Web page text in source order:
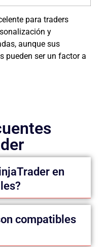
para traders
y
aunque sus
pueden ser un factor a
en
compatibles